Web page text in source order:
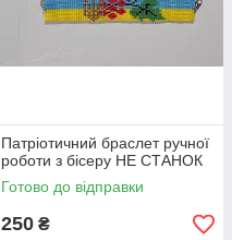
Патріотичний браслет ручної
роботи з бісеру НЕ СТАНОК
Готово до відправки
250 ₴